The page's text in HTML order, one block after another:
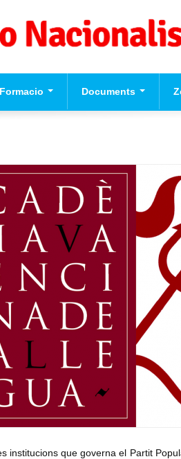
Formacio
complementaria
d'El Puig
Documents
institucions que governa el Partit